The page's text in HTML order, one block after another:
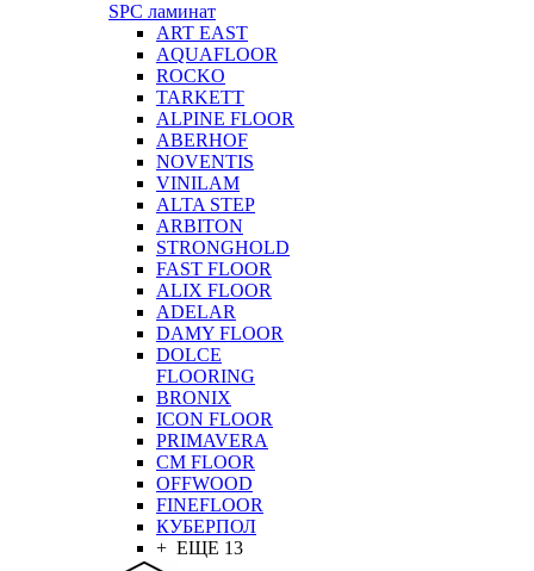
SPC ламинат
ART EAST
AQUAFLOOR
ROCKO
TARKETT
ALPINE FLOOR
ABERHOF
NOVENTIS
VINILAM
ALTA STEP
ARBITON
STRONGHOLD
FAST FLOOR
ALIX FLOOR
ADELAR
DAMY FLOOR
DOLCE
FLOORING
BRONIX
ICON FLOOR
PRIMAVERA
CM FLOOR
OFFWOOD
FINEFLOOR
КУБЕРПОЛ
+ ЕЩЕ 13